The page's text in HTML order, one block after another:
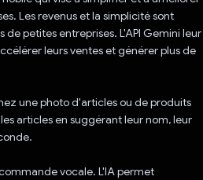
Les revenus et la simplicité sont
de petites entreprises. L'API Gemini leur
leurs ventes et générer plus de
une photo d'articles ou de produits
articles en suggérant leur nom, leur
vocale. L'IA permet